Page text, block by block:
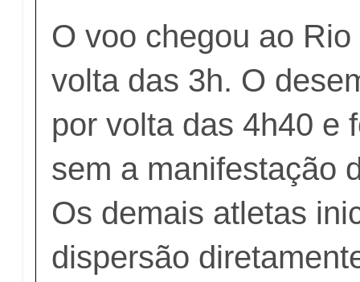
O voo chegou ao
volta das 3h. O
por volta das 4h40 e
sem a manifestação
Os demais atletas
dispersão